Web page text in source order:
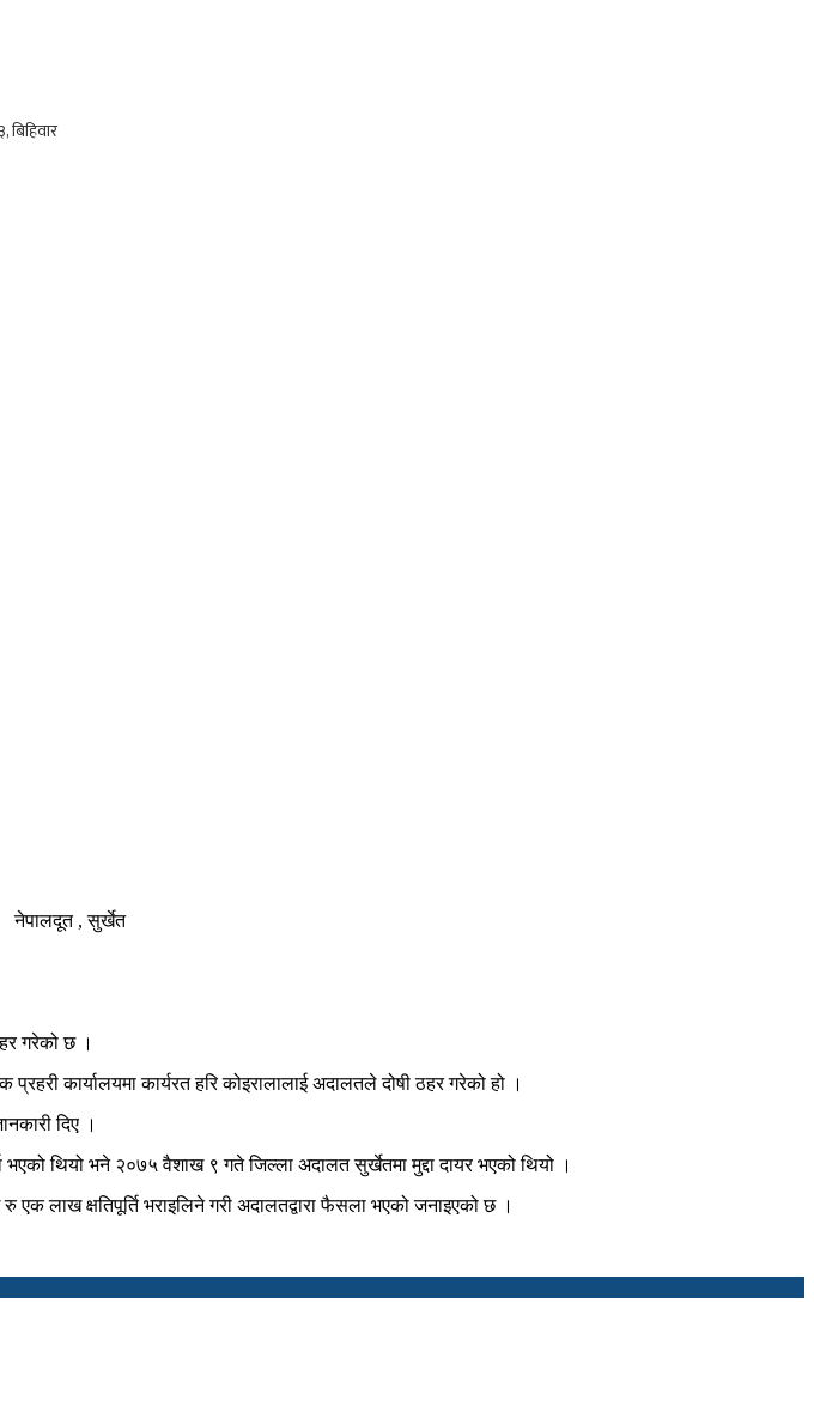
नेपालदूत , सुर्खेत
गरेको छ ।
कार्यालयमा कार्यरत हरि कोइरालालाई अदालतले दोषी ठहर गरेको हो ।
दिए ।
भएको थियो भने २०७५ वैशाख ९ गते जिल्ला अदालत सुर्खेतमा मुद्दा दायर भएको थियो ।
लाख क्षतिपूर्ति भराइलिने गरी अदालतद्वारा फैसला भएको जनाइएको छ ।